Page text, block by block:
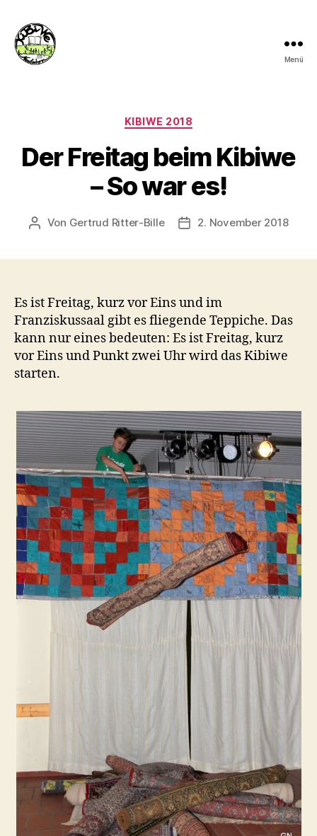
Menü
Kategorien
KIBIWE 2018
Der Freitag beim Kibiwe
– So war es!
Beitragsautor
Von Gertrud Ritter-Bille Veröffentlichungsdatum
2. November 2018
Es ist Freitag, kurz vor Eins und im
Franziskussaal gibt es fliegende Teppiche. Das
kann nur eines bedeuten: Es ist Freitag, kurz
vor Eins und Punkt zwei Uhr wird das Kibiwe
starten.